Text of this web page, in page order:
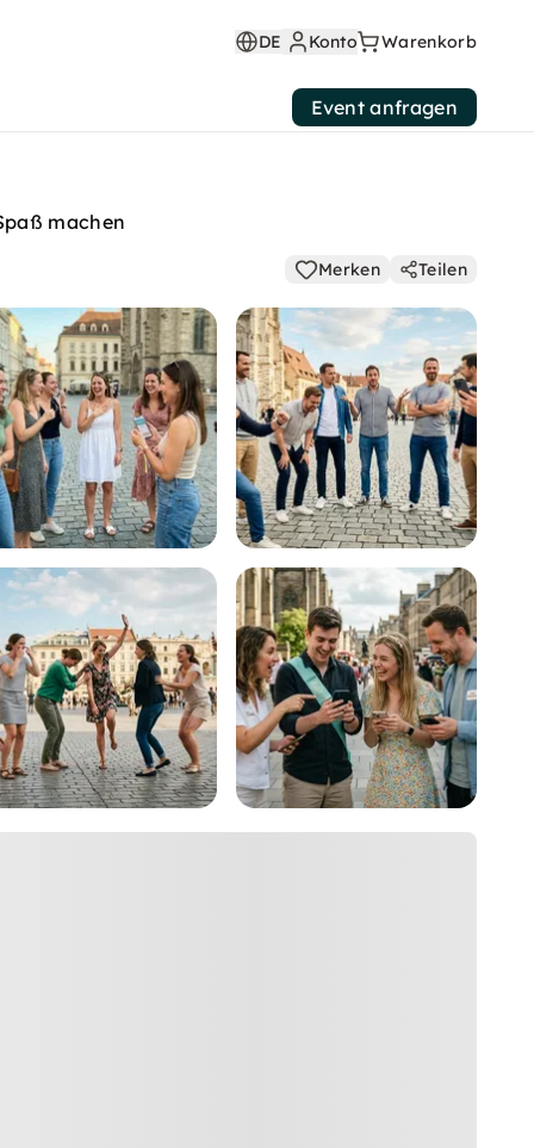
DE Konto Warenkorb
Event anfragen
machen
Merken Teilen